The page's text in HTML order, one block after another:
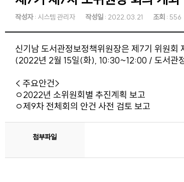
작성자: 시스템 관리자 작성일 : 2022.03.21 조회 : 556
신기남 도서관정보정책위원장은 제7기 위원회
(2022년 2월 15일(화), 10:30~12:00 / 도서관
< 주요안건>
ㅇ2022년 소위원회별 추진계획 보고
ㅇ제9차 전체회의 안건 사전 검토 보고
첨부파일